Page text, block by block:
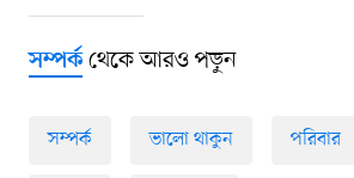
সম্পর্কথেকে আরও পড়ুন
সম্পর্ক ভালো থাকুন পরিবার